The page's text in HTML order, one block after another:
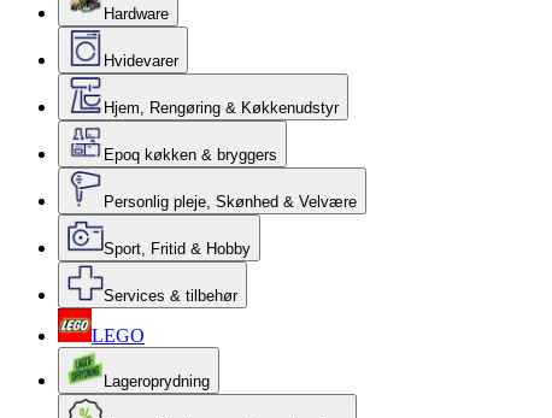
Hardware
Hvidevarer
Hjem, Rengøring & Køkkenudstyr
Epoq køkken & bryggers
Personlig pleje, Skønhed & Velvære
Sport, Fritid & Hobby
Services & tilbehør
LEGO
Lageroprydning